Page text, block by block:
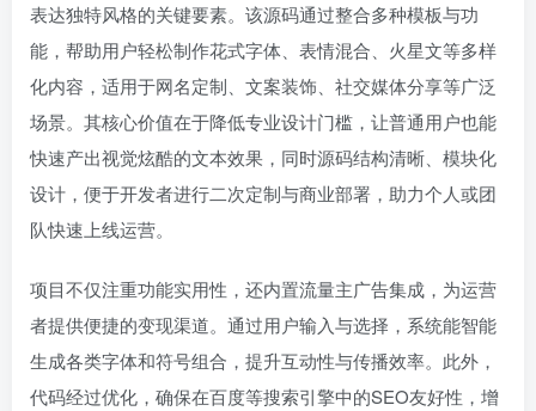
表达独特风格的关键要素。该源码通过整合多种模板与功
能，帮助用户轻松制作花式字体、表情混合、火星文等多样
化内容，适用于网名定制、文案装饰、社交媒体分享等广泛
场景。其核心价值在于降低专业设计门槛，让普通用户也能
快速产出视觉炫酷的文本效果，同时源码结构清晰、模块化
设计，便于开发者进行二次定制与商业部署，助力个人或团
队快速上线运营。
项目不仅注重功能实用性，还内置流量主广告集成，为运营
者提供便捷的变现渠道。通过用户输入与选择，系统能智能
生成各类字体和符号组合，提升互动性与传播效率。此外，
代码经过优化，确保在百度等搜索引擎中的SEO友好性，增